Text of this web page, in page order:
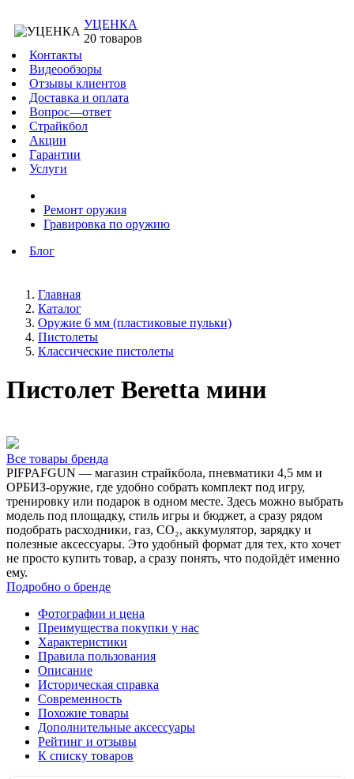
УЦЕНКА
20 товаров
Контакты
Видеообзоры
Отзывы клиентов
Доставка и оплата
Вопрос—ответ
Страйкбол
Акции
Гарантии
Услуги
Ремонт оружия
Гравировка по оружию
Блог
Главная
Каталог
Оружие 6 мм (пластиковые пульки)
Пистолеты
Классические пистолеты
Пистолет Beretta мини
Все товары бренда
PIFPAFGUN — магазин страйкбола, пневматики 4,5 мм и
ОРБИЗ-оружие, где удобно собрать комплект под игру,
тренировку или подарок в одном месте. Здесь можно выбрать
модель под площадку, стиль игры и бюджет, а сразу рядом
подобрать расходники, газ, CO₂, аккумулятор, зарядку и
полезные аксессуары. Это удобный формат для тех, кто хочет
не просто купить товар, а сразу понять, что подойдёт именно
ему.
Подробно о бренде
Фотографии и цена
Преимущества покупки у нас
Характеристики
Правила пользования
Описание
Историческая справка
Современность
Похожие товары
Дополнительные аксессуары
Рейтинг и отзывы
К списку товаров